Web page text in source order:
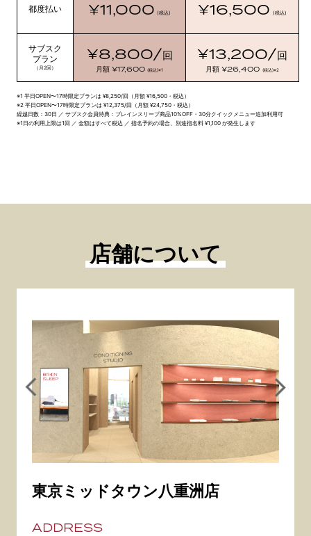
都度払い ¥11,000 (税込) ¥16,500 (税込)
サブスク
プラン
（月2回）
¥8,800/回
月額 ¥17,600 (税込)※1
¥13,200/回
月額¥26,400 (税込)※2
※1 平日OPEN〜17時限定プランは ¥8,250/回（月額 ¥16,500・税込）
※2 平日OPEN〜17時限定プランは ¥12,375/回（月額 ¥24,750・税込）
繰越日数：30日 ／ サブスク会員特典：ブレインスリープ商品10%OFF・30分クイックメニュー追加利用可
※1日の利用上限は1回 ／ 金額はすべて税込 ／ 指名予約の場合、別途指名料 ¥1,100 が発生します
店舗について
東京ミッドタウン八重洲店
ADDRESS